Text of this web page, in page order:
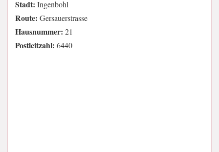
Stadt: Ingenbohl
Route: Gersauerstrasse
Hausnummer: 21
Postleitzahl: 6440